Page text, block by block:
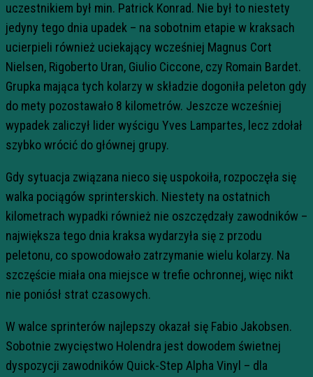
uczestnikiem był min. Patrick Konrad. Nie był to niestety
jedyny tego dnia upadek – na sobotnim etapie w kraksach
ucierpieli również uciekający wcześniej Magnus Cort
Nielsen, Rigoberto Uran, Giulio Ciccone, czy Romain Bardet.
Grupka mająca tych kolarzy w składzie dogoniła peleton gdy
do mety pozostawało 8 kilometrów. Jeszcze wcześniej
wypadek zaliczył lider wyścigu Yves Lampartes, lecz zdołał
szybko wrócić do głównej grupy.
Gdy sytuacja związana nieco się uspokoiła, rozpoczęła się
walka pociągów sprinterskich. Niestety na ostatnich
kilometrach wypadki również nie oszczędzały zawodników –
największa tego dnia kraksa wydarzyła się z przodu
peletonu, co spowodowało zatrzymanie wielu kolarzy. Na
szczęście miała ona miejsce w trefie ochronnej, więc nikt
nie poniósł strat czasowych.
W walce sprinterów najlepszy okazał się Fabio Jakobsen.
Sobotnie zwycięstwo Holendra jest dowodem świetnej
dyspozycji zawodników Quick-Step Alpha Vinyl – dla